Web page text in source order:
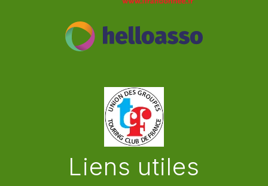
Liens utiles